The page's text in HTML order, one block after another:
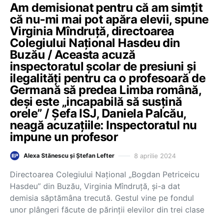
Am demisionat pentru că am simțit
că nu-mi mai pot apăra elevii, spune
Virginia Mîndruță, directoarea
Colegiului Național Hasdeu din
Buzău / Aceasta acuză
inspectoratul școlar de presiuni și
ilegalități pentru ca o profesoară de
Germană să predea Limba română,
deși este „incapabilă să susțină
orele” / Șefa ISJ, Daniela Palcău,
neagă acuzațiile: Inspectoratul nu
impune un profesor
Alexa Stănescu și Ștefan Lefter 8 aprilie 2024
Directoarea Colegiului Național „Bogdan Petriceicu
Hasdeu” din Buzău, Virginia Mîndruță, și-a dat
demisia săptămâna trecută. Gestul vine pe fondul
unor plângeri făcute de părinții elevilor din trei clase